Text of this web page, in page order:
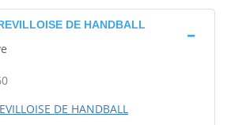
DE HANDBALL
DE HANDBALL